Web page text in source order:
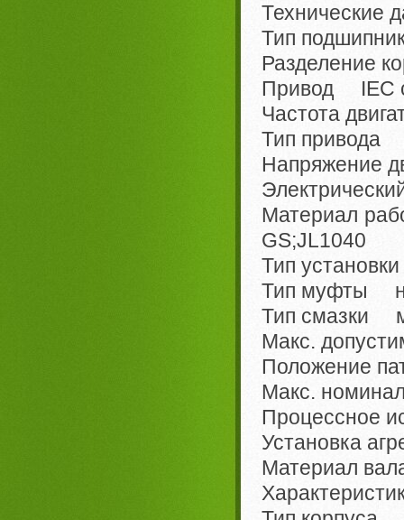
Технические
Тип
Разделение
Привод IEC
Частота
Тип привода
Напряжение
Материал
GS;JL1040
Тип
Тип муфты
Тип смазки
Макс.
Положение
Макс.
Процессное
Установка
Материал